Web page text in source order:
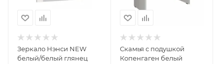
Зеркало Нэнси NEW
белый/белый глянец
Скамья с подушкой
Копенгаген белый